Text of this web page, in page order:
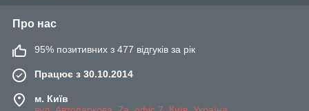
Про нас
95% позитивних з 477 відгуків за рік
Працює з 30.10.2014
м. Київ